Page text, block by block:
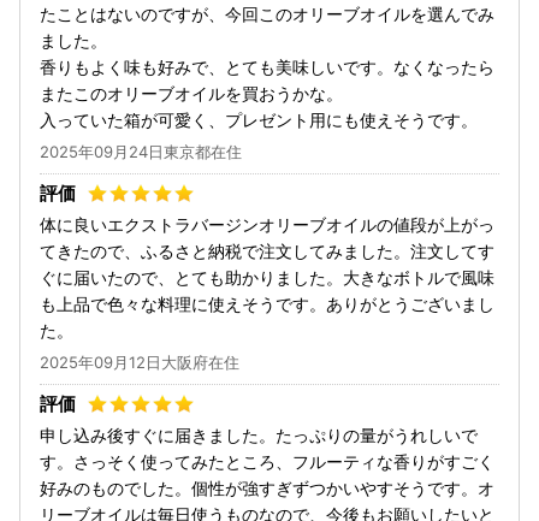
たことはないのですが、今回このオリーブオイルを選んでみ
ました。
香りもよく味も好みで、とても美味しいです。なくなったら
またこのオリーブオイルを買おうかな。
入っていた箱が可愛く、プレゼント用にも使えそうです。
2025年09月24日東京都在住
体に良いエクストラバージンオリーブオイルの値段が上がっ
てきたので、ふるさと納税で注文してみました。注文してす
ぐに届いたので、とても助かりました。大きなボトルで風味
も上品で色々な料理に使えそうです。ありがとうございまし
た。
2025年09月12日大阪府在住
申し込み後すぐに届きました。たっぷりの量がうれしいで
す。さっそく使ってみたところ、フルーティな香りがすごく
好みのものでした。個性が強すぎずつかいやすそうです。オ
リーブオイルは毎日使うものなので、今後もお願いしたいと